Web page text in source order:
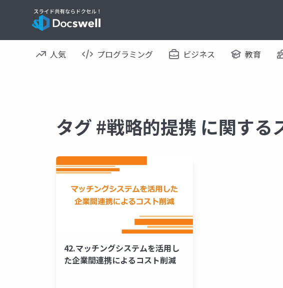
人気 プログラミング ビジネス 教育
タグ #戦略的提携 に関する
42.マッチングシステムを活用し
た企業間連携によるコスト削減